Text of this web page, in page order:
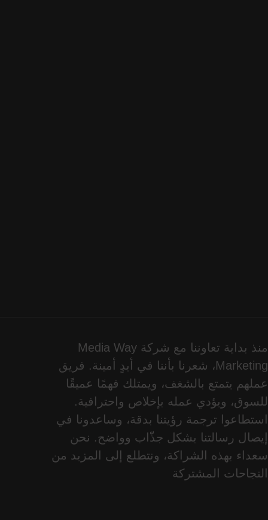
منذ بداية تعاوننا مع شركة Media Way
Marketing، شعرنا بأننا في أيدٍ أمينة. فريق
عملهم يتمتع بالشغف، ويمتلك فهمًا عميقًا
للسوق، ويؤدي عمله بإخلاص واحترافية.
استطاعوا ترجمة رؤيتنا بدقة، وساعدونا في
إيصال رسالتنا بشكل جذّاب وواضح. نحن
سعداء بهذه الشراكة، ونتطلع إلى المزيد من
النجاحات المشتركة